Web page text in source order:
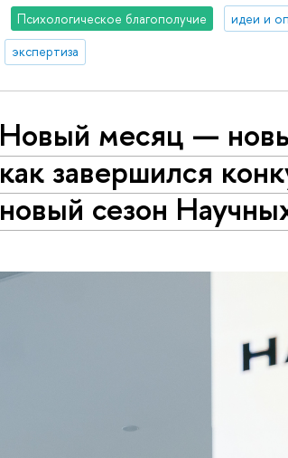
Психологическое благополучие идеи и
экспертиза
Новый месяц —
как завершился
новый сезон